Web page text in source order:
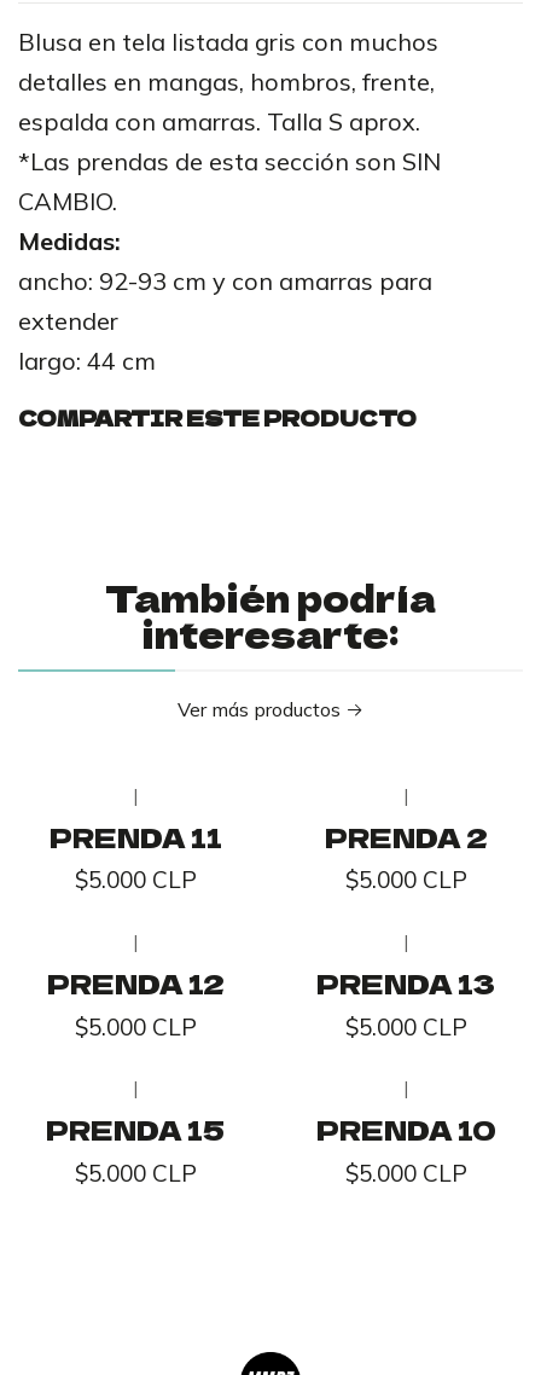
Blusa en tela listada gris con muchos
detalles en mangas, hombros, frente,
espalda con amarras. Talla S aprox.
*Las prendas de esta sección son SIN
CAMBIO.
Medidas:
ancho: 92-93 cm y con amarras para
extender
largo: 44 cm
COMPARTIR ESTE PRODUCTO
También podría
interesarte:
Ver más productos
|
PRENDA 11
$5.000 CLP
|
PRENDA 2
$5.000 CLP
|
PRENDA 12
$5.000 CLP
|
PRENDA 13
$5.000 CLP
|
PRENDA 15
$5.000 CLP
|
PRENDA 10
$5.000 CLP